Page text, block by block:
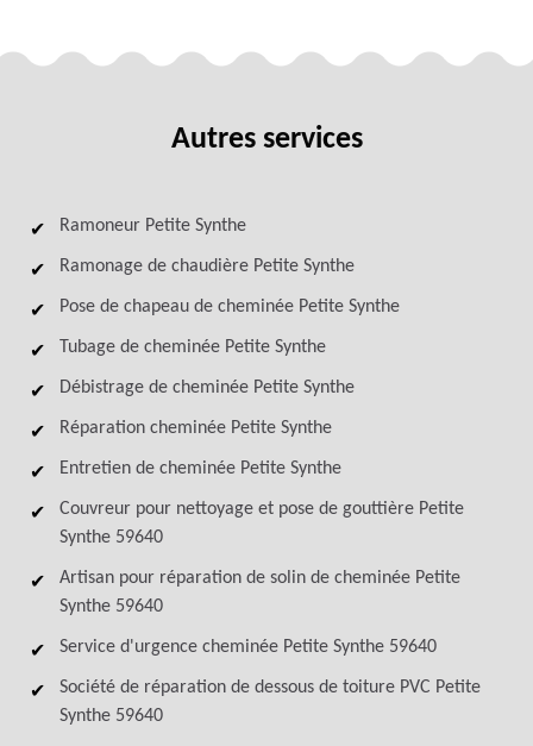
Autres services
Ramoneur Petite Synthe
Ramonage de chaudière Petite Synthe
Pose de chapeau de cheminée Petite Synthe
Tubage de cheminée Petite Synthe
Débistrage de cheminée Petite Synthe
Réparation cheminée Petite Synthe
Entretien de cheminée Petite Synthe
Couvreur pour nettoyage et pose de gouttière Petite
Synthe 59640
Artisan pour réparation de solin de cheminée Petite
Synthe 59640
Service d'urgence cheminée Petite Synthe 59640
Société de réparation de dessous de toiture PVC Petite
Synthe 59640